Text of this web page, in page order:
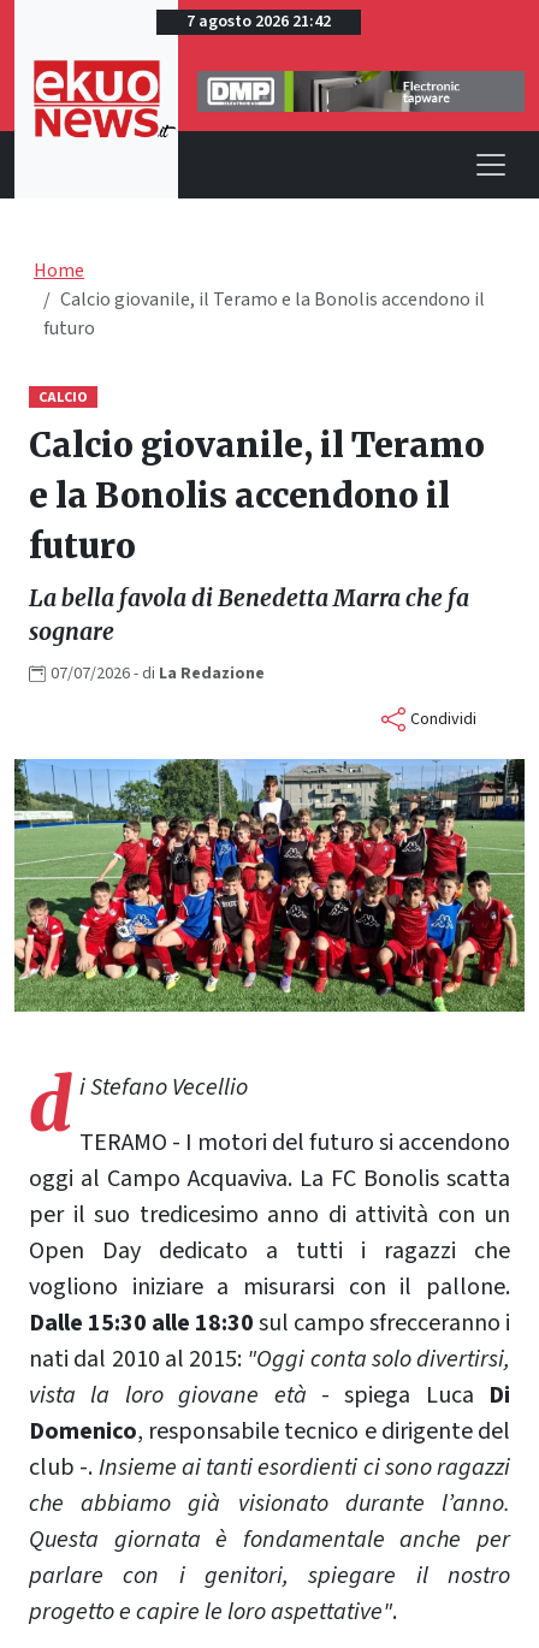
7 agosto 2026 21:42
Home
Calcio giovanile, il Teramo e la Bonolis accendono il
futuro
CALCIO
Calcio giovanile, il Teramo
e la Bonolis accendono il
futuro
La bella favola di Benedetta Marra che fa
sognare
07/07/2026- di La Redazione
Condividi
d i Stefano Vecellio
TERAMO - I motori del futuro si accendono
oggi al Campo Acquaviva. La FC Bonolis scatta
per il suo tredicesimo anno di attività con un
Open Day dedicato a tutti i ragazzi che
vogliono iniziare a misurarsi con il pallone.
Dalle 15:30 alle 18:30sul campo sfrecceranno i
nati dal 2010 al 2015: "Oggi conta solo divertirsi,
vista la loro giovane età - spiega Luca Di
Domenico, responsabile tecnico e dirigente del
club -.Insieme ai tanti esordienti ci sono ragazzi
che abbiamo già visionato durante l’anno.
Questa giornata è fondamentale anche per
parlare con i genitori, spiegare il nostro
progetto e capire le loro aspettative".